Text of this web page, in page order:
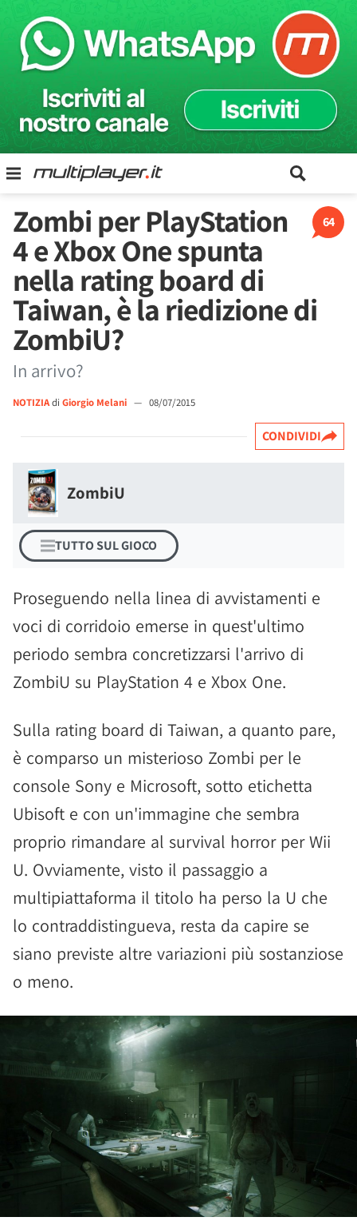
64
Zombi per PlayStation
4 e Xbox One spunta
nella rating board di
Taiwan, è la riedizione di
ZombiU?
In arrivo?
NOTIZIAdi Giorgio Melani — 08/07/2015
CONDIVIDI
ZombiU
TUTTO SUL GIOCO
Proseguendo nella linea di avvistamenti e
voci di corridoio emerse in quest'ultimo
periodo sembra concretizzarsi l'arrivo di
ZombiU su PlayStation 4 e Xbox One.
Sulla rating board di Taiwan, a quanto pare,
è comparso un misterioso Zombi per le
console Sony e Microsoft, sotto etichetta
Ubisoft e con un'immagine che sembra
proprio rimandare al survival horror per Wii
U. Ovviamente, visto il passaggio a
multipiattaforma il titolo ha perso la U che
lo contraddistingueva, resta da capire se
siano previste altre variazioni più sostanziose
o meno.